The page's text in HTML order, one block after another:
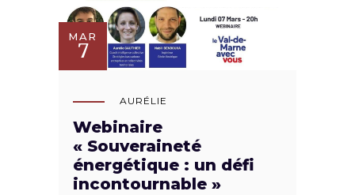
MAR
7
AURÉLIE
Webinaire
« Souveraineté
énergétique : un défi
incontournable »